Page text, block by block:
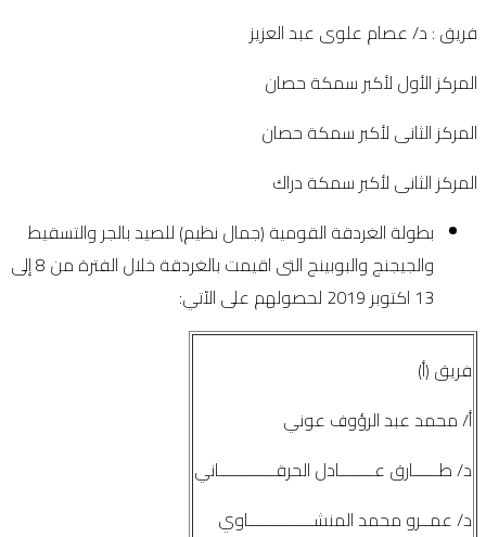
فريق : د/ عصام علوى عبد العزيز
المركز الأول لأكبر سمكة حصان
المركز الثانى لأكبر سمكة حصان
المركز الثانى لأكبر سمكة دراك
بطولة الغردقة القومية (جمال نظيم) للصيد بالجر والتسقيط
والجيجنج والبوبينج التى اقيمت بالغردقة خلال الفترة من 8 إلى
13 اكتوبر 2019 لحصولهم على الآتي:
فريق (أ)
أ/ محمد عبد الرؤوف عوني
د/ طــــــارق عــــــــادل الحرقـــــــــــــاني
د/ عمــرو محمد المنشـــــــــــــــاوي